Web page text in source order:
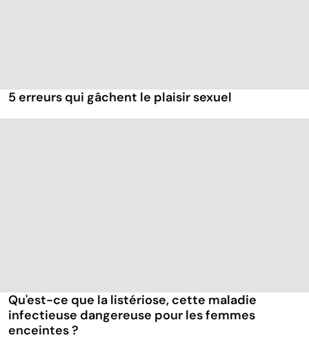
5 erreurs qui gâchent le plaisir sexuel
Qu'est-ce que la listériose, cette maladie
infectieuse dangereuse pour les femmes
enceintes ?